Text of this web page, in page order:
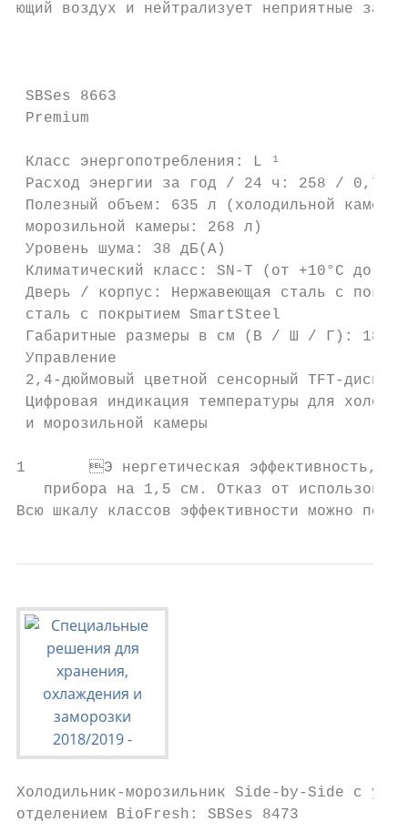
ющий воздух и нейтрализует неприятные
SBSes 8663
Premium
Класс энергопотребления: L ¹
Расход энергии за год / 24 ч: 258 / 0,702
Полезный объем: 635 л (холодильной
морозильной камеры: 268 л)
Уровень шума: 38 дБ(А)
Климатический класс: SN-T (от +10°C до
Дверь / корпус: Нержавеющая сталь с
сталь с покрытием SmartSteel
Габаритные размеры в см (В / Ш / Г):
Управление
2,4-дюймовый цветной сенсорный TFT-
Цифровая индикация температуры для
и морозильной камеры
1	Э нергетическая эффективность, заявленная производителем, может быть достигнута в случае установки ограничителей на заднюю стенку прибора. Ограничители увеличивают глубину
прибора на 1,5 см. Отказ от
Всю шкалу классов эффективности
Холодильник-морозильник Side-by-Side с
отделением BioFresh: SBSes 8473